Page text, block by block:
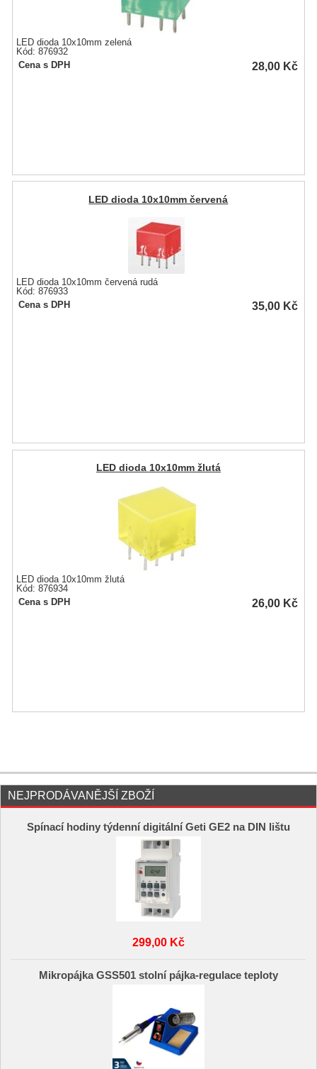
LED dioda 10x10mm zelená
Kód: 876932
Cena s DPH
28,00 Kč
LED dioda 10x10mm červená
LED dioda 10x10mm červená rudá
Kód: 876933
Cena s DPH
35,00 Kč
LED dioda 10x10mm žlutá
LED dioda 10x10mm žlutá
Kód: 876934
Cena s DPH
26,00 Kč
NEJPRODÁVANĚJŠÍ ZBOŽÍ
Spínací hodiny týdenní digitální Geti GE2 na DIN lištu
299,00 Kč
Mikropájka GSS501 stolní pájka-regulace teploty